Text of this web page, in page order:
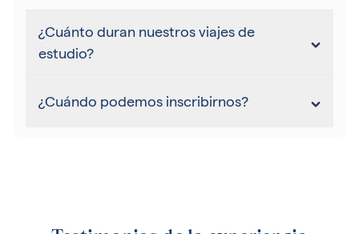
¿Cuánto duran nuestros viajes de
estudio?
¿Cuándo podemos inscribirnos?